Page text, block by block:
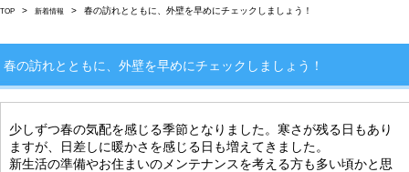
TOP > 新着情報 > 春の訪れとともに、外壁を早めにチェックしましょう！
春の訪れとともに、外壁を早めにチェックしましょう！
少しずつ春の気配を感じる季節となりました。寒さが残る日もあり
ますが、日差しに暖かさを感じる日も増えてきました。
新生活の準備やお住まいのメンテナンスを考える方も多い頃かと思